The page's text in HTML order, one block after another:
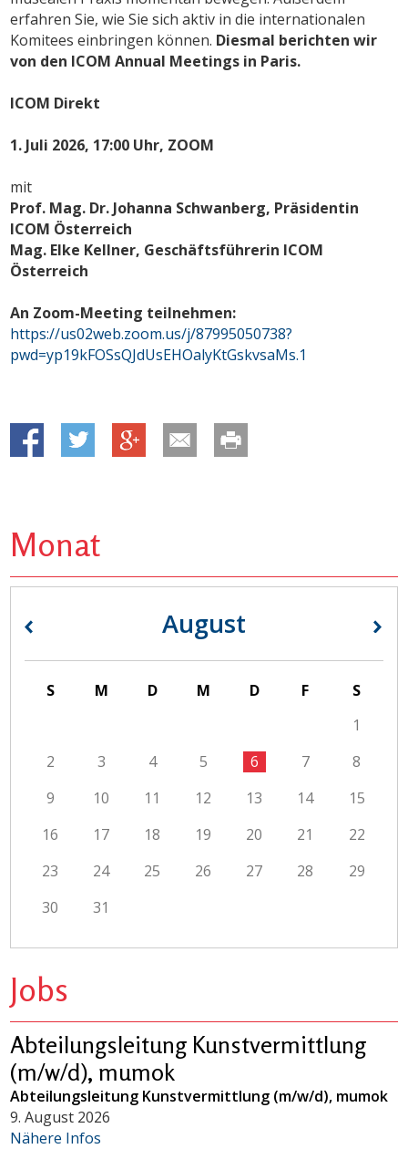
erfahren Sie, wie Sie sich aktiv in die internationalen
Komitees einbringen können. Diesmal berichten wir
von den ICOM Annual Meetings in Paris.
ICOM Direkt
1. Juli 2026, 17:00 Uhr, ZOOM
mit
Prof. Mag. Dr. Johanna Schwanberg, Präsidentin
ICOM Österreich
Mag. Elke Kellner, Geschäftsführerin ICOM
Österreich
An Zoom-Meeting teilnehmen:
https://us02web.zoom.us/j/87995050738?
pwd=yp19kFOSsQJdUsEHOalyKtGskvsaMs.1
Monat
August
« »
S M D M D F
S
1
2
3 4 5 6 7
8
9
10 11 12 13 14
15
16
17 18 19 20 21
22
23
24 25 26 27 28
29
30
31
Jobs
Abteilungsleitung Kunstvermittlung
(m/w/d), mumok
Abteilungsleitung Kunstvermittlung (m/w/d), mumok
9. August 2026
Nähere Infos